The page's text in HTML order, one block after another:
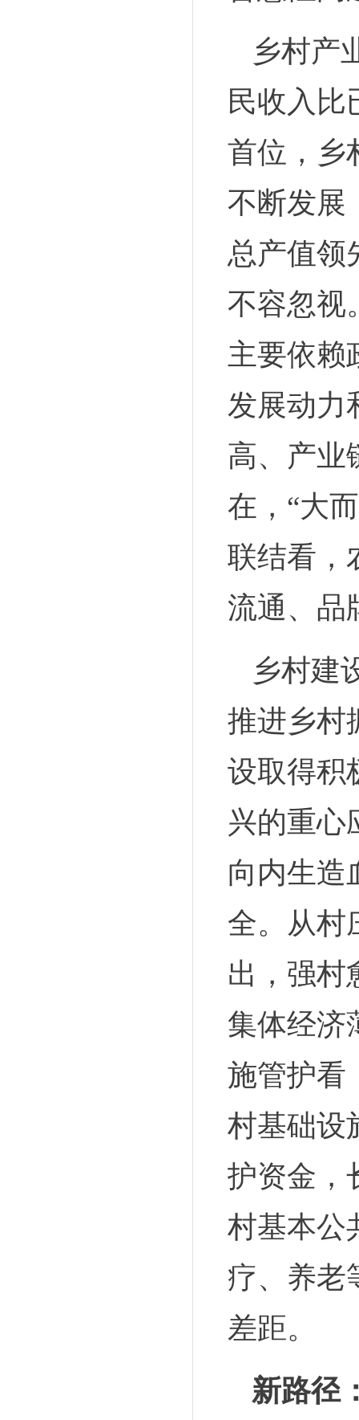
乡村产
民收入比
首位，乡
不断发展
总产值领
不容忽视
主要依赖
发展动力
高、产业
在，“大
联结看，
流通、品
乡村建
推进乡村
设取得积
兴的重心
向内生造
全。从村
出，强村
集体经济
施管护看
村基础设
护资金，
村基本公
疗、养老
差距。
新路径